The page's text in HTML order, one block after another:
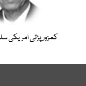
کمزور پڑتی امریکی